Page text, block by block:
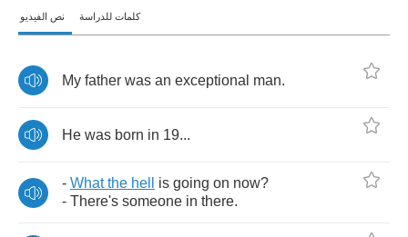
نص الفيديو كلمات للدراسة
My father was an exceptional man.
He was born in 19...
- What the hell is going on now?
- There's someone in there.